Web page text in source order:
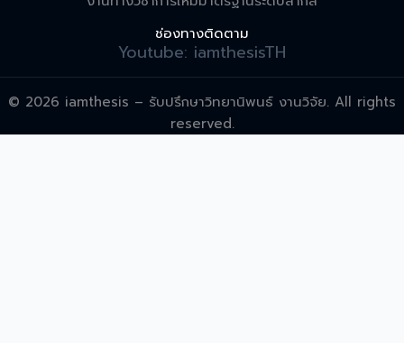
ช่องทางติดตาม
Youtube: iamthesisTH
© 2026 iamthesis – รับปรึกษาวิทยานิพนธ์ งานวิจัย. All rights
reserved.